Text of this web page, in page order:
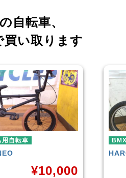
自転車、
買い取ります
DOWNTOWN
¥4,225